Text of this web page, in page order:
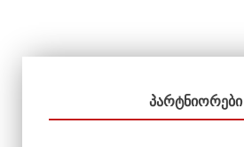
ᲞᲐᲠᲢᲜᲘᲝᲠᲔᲑᲘ